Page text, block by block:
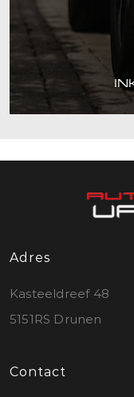
Adres
Kasteeldreef 48
5151RS Drunen
Contact